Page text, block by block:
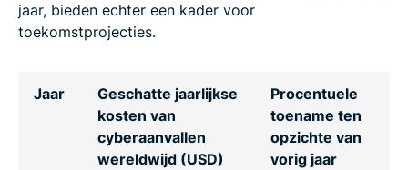
jaar, bieden echter een kader voor
toekomstprojecties.
Jaar
Geschatte jaarlijkse
kosten van
cyberaanvallen
wereldwijd (USD)
Procentuele
toename ten
opzichte van
vorig jaar